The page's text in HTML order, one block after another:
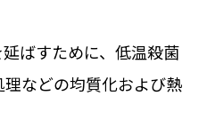
ばすために、低温殺菌
などの均質化および熱